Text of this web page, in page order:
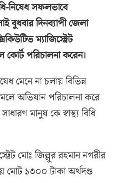
নিষেধ সফলভাবে
বুধবার দিনব্যাপী জেলা
ম্যাজিস্ট্রেট
কোর্ট পরিচালনা করেন।
মেনে না চলায় বিভিন্ন
অভিযান পরিচালনা করে
মানুষ কে স্বাস্থ্য বিধি
মোঃ জিল্লুর রহমান নগরীর
মোট ১৩০০ টাকা অর্থদণ্ড